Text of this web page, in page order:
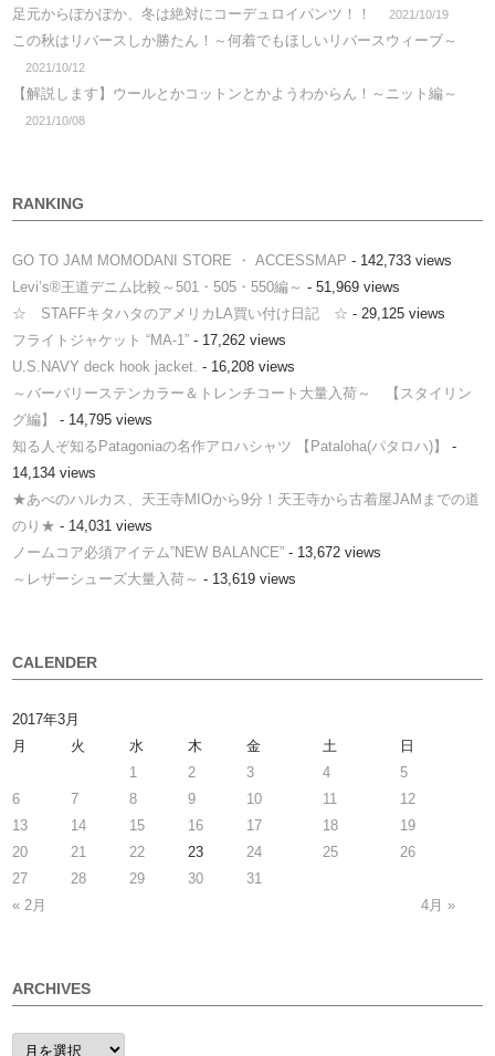
足元からぽかぽか、冬は絶対にコーデュロイパンツ！！ 2021/10/19
この秋はリバースしか勝たん！～何着でもほしいリバースウィーブ～
2021/10/12
【解説します】ウールとかコットンとかようわからん！～ニット編～
2021/10/08
RANKING
GO TO JAM MOMODANI STORE ・ ACCESSMAP - 142,733 views
Levi’s®王道デニム比較～501・505・550編～ - 51,969 views
☆ STAFFキタハタのアメリカLA買い付け日記 ☆ - 29,125 views
フライトジャケット “MA-1” - 17,262 views
U.S.NAVY deck hook jacket. - 16,208 views
～バーバリーステンカラー＆トレンチコート大量入荷～ 【スタイリン
グ編】
- 14,795 views
知る人ぞ知るPatagoniaの名作アロハシャツ 【Pataloha(パタロハ)】
-
14,134 views
★あべのハルカス、天王寺MIOから9分！天王寺から古着屋JAMまでの道
のり★ - 14,031 views
ノームコア必須アイテム”NEW BALANCE” - 13,672 views
～レザーシューズ大量入荷～ - 13,619 views
CALENDER
2017年3月
月
火 水 木 金 土 日
« 2月 4月 »
1 2 3 4
5
6
7 8 9 10 11
12
13
14 15 16 17 18
19
20
21 22 23 24 25
26
27
28 29 30 31
ARCHIVES
ARCHIVES